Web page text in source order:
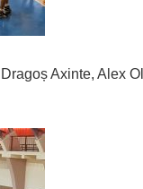
Axinte, Alex